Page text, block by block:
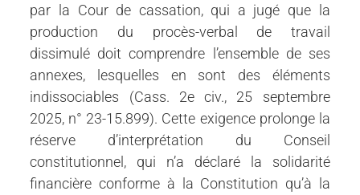
par la Cour de cassation, qui a jugé que la
production du procès-verbal de travail
dissimulé doit comprendre l’ensemble de ses
annexes, lesquelles en sont des éléments
indissociables (Cass. 2e civ., 25 septembre
2025, n° 23-15.899). Cette exigence prolonge la
réserve d’interprétation du Conseil
constitutionnel, qui n’a déclaré la solidarité
financière conforme à la Constitution qu’à la